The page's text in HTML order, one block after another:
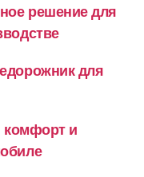
решение для
для
комфорт и